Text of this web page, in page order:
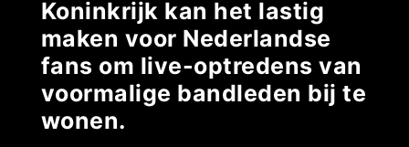
Koninkrijk kan het lastig
maken voor Nederlandse
fans om live-optredens van
voormalige bandleden bij te
wonen.